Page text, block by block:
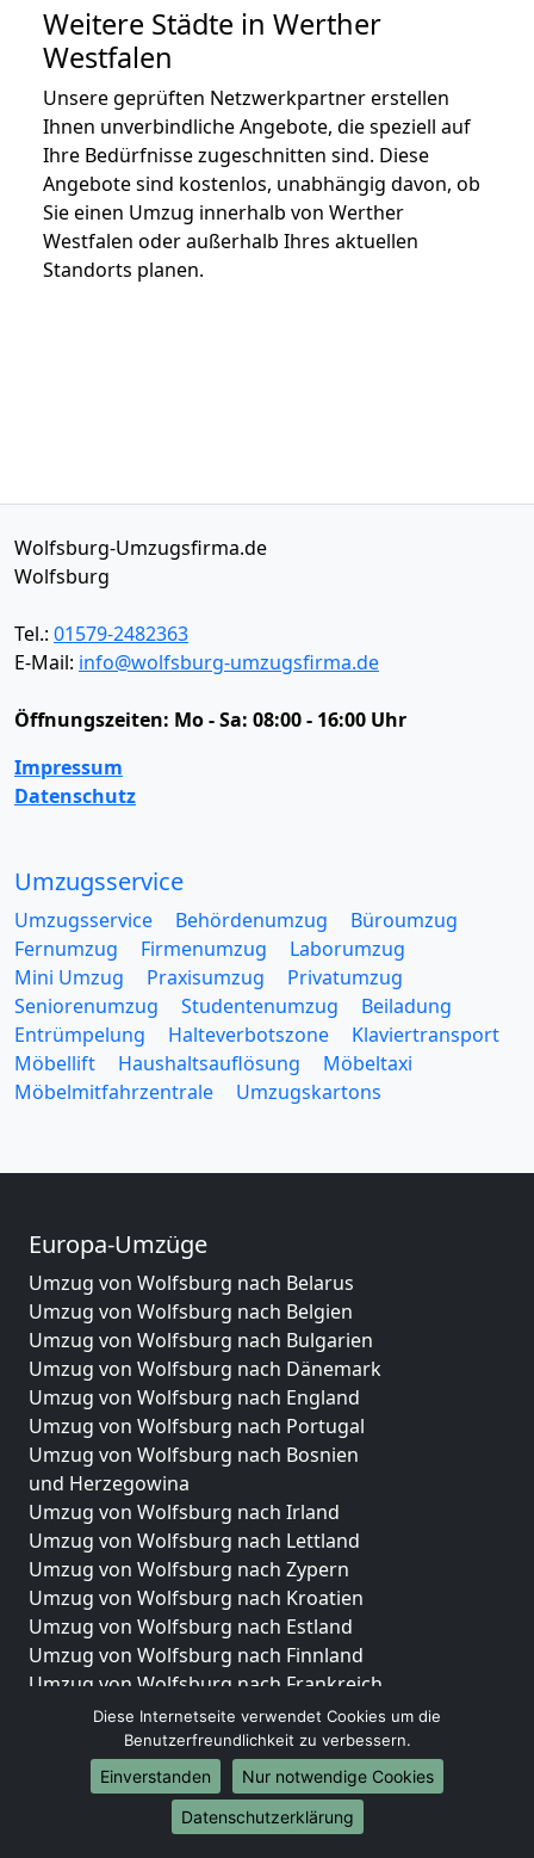
Weitere Städte in Werther
Westfalen
Unsere geprüften Netzwerkpartner erstellen
Ihnen unverbindliche Angebote, die speziell auf
Ihre Bedürfnisse zugeschnitten sind. Diese
Angebote sind kostenlos, unabhängig davon, ob
Sie einen Umzug innerhalb von Werther
Westfalen oder außerhalb Ihres aktuellen
Standorts planen.
Wolfsburg-Umzugsfirma.de
Wolfsburg
Tel.: 01579-2482363
E-Mail: info@wolfsburg-umzugsfirma.de
Öffnungszeiten: Mo - Sa: 08:00 - 16:00 Uhr
Impressum
Datenschutz
Umzugsservice
Umzugsservice Behördenumzug
Büroumzug
Fernumzug
Firmenumzug
Laborumzug
Mini Umzug
Praxisumzug
Privatumzug
Seniorenumzug
Studentenumzug
Beiladung
Entrümpelung
Halteverbotszone
Klaviertransport
Möbellift
Haushaltsauflösung
Möbeltaxi
Möbelmitfahrzentrale
Umzugskartons
Europa-Umzüge
Umzug von Wolfsburg nach Belarus
Umzug von Wolfsburg nach Belgien
Umzug von Wolfsburg nach Bulgarien
Umzug von Wolfsburg nach Dänemark
Umzug von Wolfsburg nach England
Umzug von Wolfsburg nach Portugal
Umzug von Wolfsburg nach Bosnien
und Herzegowina
Umzug von Wolfsburg nach Irland
Umzug von Wolfsburg nach Lettland
Umzug von Wolfsburg nach Zypern
Umzug von Wolfsburg nach Kroatien
Umzug von Wolfsburg nach Estland
Umzug von Wolfsburg nach Finnland
Umzug von Wolfsburg nach Frankreich
Umzug von Wolfsburg nach Griechenland
Umzug von Wolfsburg nach Italien
Umzug von Wolfsburg nach Liechtenstein
Umzug von Wolfsburg nach Luxemburg
Umzug von Wolfsburg nach Niederlande
Diese Internetseite verwendet Cookies um die
Benutzerfreundlichkeit zu verbessern.
Einverstanden
Nur notwendige Cookies
Datenschutzerklärung